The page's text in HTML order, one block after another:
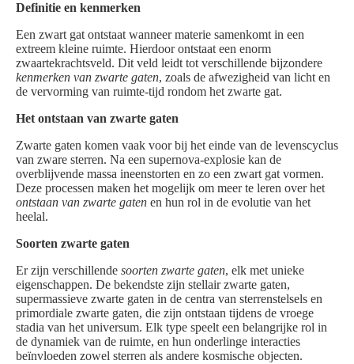
Definitie en kenmerken
Een zwart gat ontstaat wanneer materie samenkomt in een
extreem kleine ruimte. Hierdoor ontstaat een enorm
zwaartekrachtsveld. Dit veld leidt tot verschillende bijzondere
kenmerken van zwarte gaten, zoals de afwezigheid van licht en
de vervorming van ruimte-tijd rondom het zwarte gat.
Het ontstaan van zwarte gaten
Zwarte gaten komen vaak voor bij het einde van de levenscyclus
van zware sterren. Na een supernova-explosie kan de
overblijvende massa ineenstorten en zo een zwart gat vormen.
Deze processen maken het mogelijk om meer te leren over het
ontstaan van zwarte gaten en hun rol in de evolutie van het
heelal.
Soorten zwarte gaten
Er zijn verschillende soorten zwarte gaten, elk met unieke
eigenschappen. De bekendste zijn stellair zwarte gaten,
supermassieve zwarte gaten in de centra van sterrenstelsels en
primordiale zwarte gaten, die zijn ontstaan tijdens de vroege
stadia van het universum. Elk type speelt een belangrijke rol in
de dynamiek van de ruimte, en hun onderlinge interacties
beïnvloeden zowel sterren als andere kosmische objecten.